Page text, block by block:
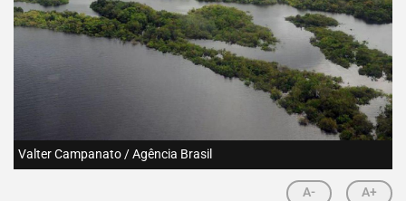
Valter Campanato / Agência Brasil
A- A+